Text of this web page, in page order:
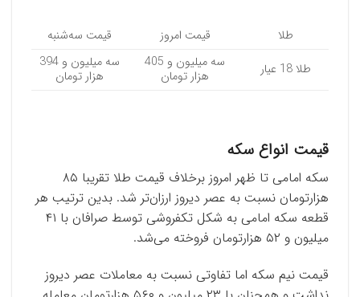
طلا قیمت امروز
قیمت سه‌شنبه
طلا 18 عیار
سه میلیون و 405
هزار تومان
سه میلیون و 394
هزار تومان
قیمت انواع سکه
سکه امامی تا ظهر امروز برخلاف قیمت طلا تقریبا ۸۵
هزارتومان نسبت به عصر دیروز ارزان‌تر شد. بدین ترتیب هر
قطعه سکه امامی به شکل تکفروشی توسط صرافان با ۴۱
میلیون و ۵۲ هزارتومان فروخته می‌شد.
قیمت نیم سکه اما تفاوتی نسبت به معاملات عصر دیروز